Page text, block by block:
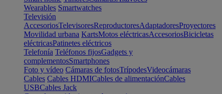
Wearables Smartwatches
Televisión
AccesoriosTelevisoresReproductoresAdaptadoresProyectores
Movilidad urbana KartsMotos eléctricasAccesoriosBicicletas
eléctricasPatinetes eléctricos
Telefonía Teléfonos fijosGadgets y
complementosSmartphones
Foto y vídeo Cámaras de fotosTrípodesVideocámaras
Cables Cables HDMICables de alimentaciónCables
USBCables Jack